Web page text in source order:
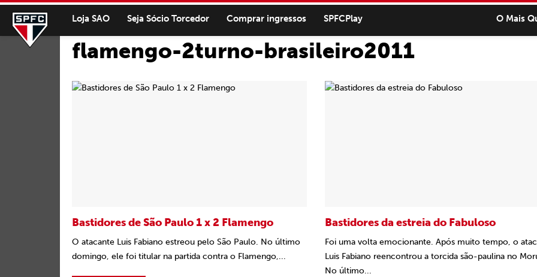
Loja SAO Seja Sócio Torcedor Comprar ingressos SPFCPlay O Mais
flamengo-2turno-brasileiro2011
Bastidores de São Paulo 1 x 2 Flamengo
O atacante Luis Fabiano estreou pelo São Paulo. No último
domingo, ele foi titular na partida contra o Flamengo,...
Bastidores da estreia do Fabuloso
Foi uma volta emocionante. Após muito tempo, o
Luis Fabiano reencontrou a torcida são-paulina no
No último...